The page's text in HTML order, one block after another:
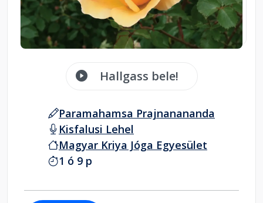
Hallgass bele!
Paramahamsa Prajnanananda
Kisfalusi Lehel
Magyar Kriya Jóga Egyesület
1 ó 9 p